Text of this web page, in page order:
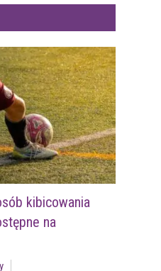
kibicowania
na